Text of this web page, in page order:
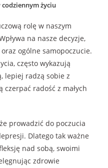
życiu
rolę w naszym
na nasze decyzje,
ogólne samopoczucie.
często wykazują
lepiej radzą sobie z
radość z małych
prowadzić do poczucia
Dlatego tak ważne
nad sobą, swoimi
zdrowie